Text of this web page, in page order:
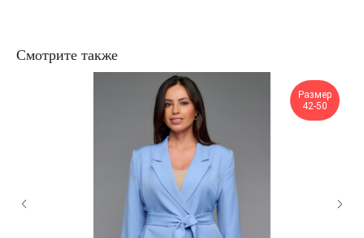
Смотрите также
Размер
42-50